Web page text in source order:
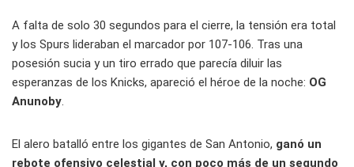
A falta de solo 30 segundos para el cierre, la tensión era total
y los Spurs lideraban el marcador por 107-106. Tras una
posesión sucia y un tiro errado que parecía diluir las
esperanzas de los Knicks, apareció el héroe de la noche: OG
Anunoby.
El alero batalló entre los gigantes de San Antonio, ganó un
rebote ofensivo celestial y, con poco más de un segundo